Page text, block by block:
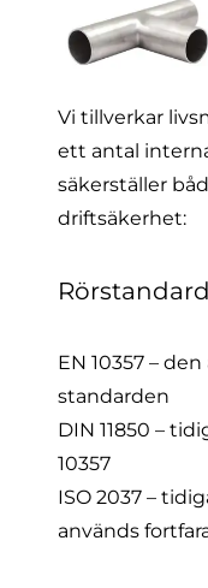
Vi tillverkar
ett antal
säkerställer
driftsäkerhet:
EN 10357 –
standarden
DIN 11850 –
10357
ISO 2037 –
används